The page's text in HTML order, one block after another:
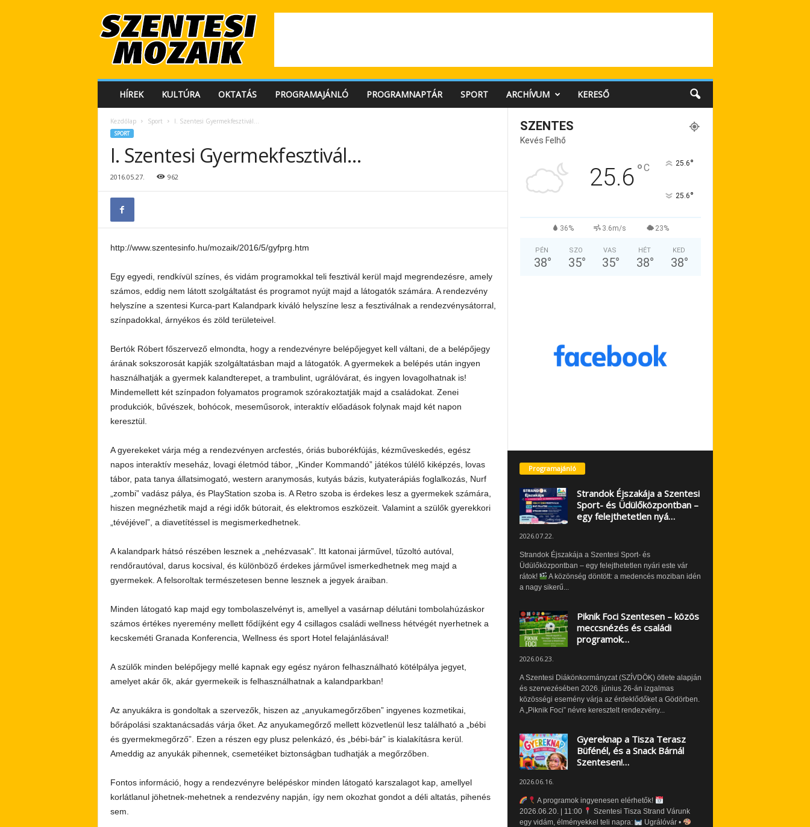
e
HÍREK KULTÚRA OKTATÁS PROGRAMAJÁNLÓ PROGRAMNAPTÁR SPORT ARCHÍVUM KERESŐ
Kezdőlap Sport I. Szentesi Gyermekfesztivál…
SPORT
I. Szentesi Gyermekfesztivál…
2016.05.27. 962
http://www.szentesinfo.hu/mozaik/2016/5/gyfprg.htm
Egy egyedi, rendkívül színes, és vidám programokkal teli fesztivál kerül majd megrendezésre, amely
számos, eddig nem látott szolgáltatást és programot nyújt majd a látogatók számára. A rendezvény
helyszíne a szentesi Kurca-part Kalandpark kiváló helyszíne lesz a fesztiválnak a rendezvénysátorral,
színpadokkal, árnyékos és zöld területeivel.
Bertók Róbert főszervező elmondta, hogy a rendezvényre belépőjegyet kell váltani, de a belépőjegy
árának sokszorosát kapják szolgáltatásban majd a látogatók. A gyermekek a belépés után ingyen
használhatják a gyermek kalandterepet, a trambulint, ugrálóvárat, és ingyen lovagolhatnak is!
Mindemellett két színpadon folyamatos programok szórakoztatják majd a családokat. Zenei
produkciók, bűvészek, bohócok, meseműsorok, interaktív előadások folynak majd két napon
keresztül.
A gyerekeket várja még a rendezvényen arcfestés, óriás buborékfújás, kézműveskedés, egész
napos interaktív meseház, lovagi életmód tábor, „Kinder Kommandó” játékos túlélő kiképzés, lovas
tábor, pata tanya állatsimogató, western aranymosás, kutyás bázis, kutyaterápiás foglalkozás, Nurf
„zombi” vadász pálya, és PlayStation szoba is. A Retro szoba is érdekes lesz a gyermekek számára,
hiszen megnézhetik majd a régi idők bútorait, és elektromos eszközeit. Valamint a szülők gyerekkori
„tévéjével”, a diavetítéssel is megismerkedhetnek.
A kalandpark hátsó részében lesznek a „nehézvasak”. Itt katonai járművel, tűzoltó autóval,
rendőrautóval, darus kocsival, és különböző érdekes járművel ismerkedhetnek meg majd a
gyermekek. A felsoroltak természetesen benne lesznek a jegyek áraiban.
Minden látogató kap majd egy tombolaszelvényt is, amellyel a vasárnap délutáni tombolahúzáskor
számos értékes nyeremény mellett fődíjként egy 4 csillagos családi wellness hétvégét nyerhetnek a
kecskeméti Granada Konferencia, Wellness és sport Hotel felajánlásával!
A szülők minden belépőjegy mellé kapnak egy egész nyáron felhasználható kötélpálya jegyet,
amelyet akár ők, akár gyermekeik is felhasználhatnak a kalandparkban!
Az anyukákra is gondoltak a szervezők, hiszen az „anyukamegőrzőben” ingyenes kozmetikai,
bőrápolási szaktanácsadás várja őket. Az anyukamegőrző mellett közvetlenül lesz található a „bébi
és gyermekmegőrző”. Ezen a részen egy plusz pelenkázó, és „bébi-bár” is kialakításra kerül.
Ameddig az anyukák pihennek, csemetéiket biztonságban tudhatják a megőrzőben.
Fontos információ, hogy a rendezvényre belépéskor minden látogató karszalagot kap, amellyel
korlátlanul jöhetnek-mehetnek a rendezvény napján, így nem okozhat gondot a déli altatás, pihenés
sem.
SZENTES
Kevés Felhő
25.6°C 25.6°
25.6°
36% 3.6m/s 23%
PÉN
38°
SZO
35°
VAS
35°
HÉT
38°
KED
38°
Programajánló
Strandok Éjszakája a Szentesi
Sport- és Üdülőközpontban –
egy felejthetetlen nyá…
2026.07.22.
Strandok Éjszakája a Szentesi Sport- és
Üdülőközpontban – egy felejthetetlen nyári este vár
rátok!
A közönség döntött: a medencés moziban idén
a nagy sikerű...
Piknik Foci Szentesen – közös
meccsnézés és családi
programok…
2026.06.23.
A Szentesi Diákönkormányzat (SZÍVDÖK) ötlete alapján
és szervezésében 2026. június 26-án izgalmas
közösségi esemény várja az érdeklődőket a Gödörben.
A „Piknik Foci” névre keresztelt rendezvény...
Gyereknap a Tisza Terasz
Büfénél, és a Snack Bárnál
Szentesen!…
2026.06.16.
A programok ingyenesen elérhetők!
2026.06.20. | 11:00
Szentesi Tisza Strand Várunk
egy vidám, élményekkel teli napra:
Ugrálóvár •